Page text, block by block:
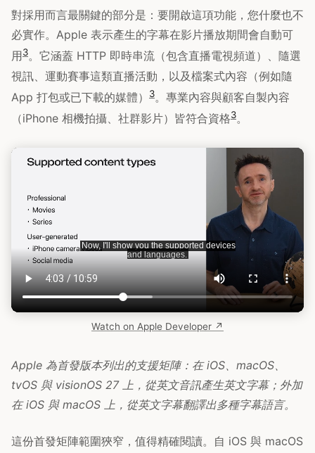
對採用而言最關鍵的部分是：要開啟這項功能，您什麼也不
必實作。Apple 表示產生的字幕在影片播放期間會自動可
用3。它涵蓋 HTTP 即時串流（包含直播電視頻道）、隨選
視訊、運動賽事這類直播活動，以及檔案式內容（例如隨
App 打包或已下載的媒體）
3。專業內容與顧客自製內容
（iPhone 相機拍攝、社群影片）皆符合資格3。
Watch on Apple Developer ↗
Apple 為首發版本列出的支援矩陣：在 iOS、macOS、
tvOS 與 visionOS 27 上，從英文音訊產生英文字幕；外加
在 iOS 與 macOS 上，從英文字幕翻譯出多種字幕語言。
這份首發矩陣範圍狹窄，值得精確閱讀。自 iOS 與 macOS